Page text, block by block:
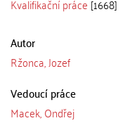
Kvalifikační práce [1668]
Autor
Ržonca, Jozef
Vedoucí práce
Macek, Ondřej